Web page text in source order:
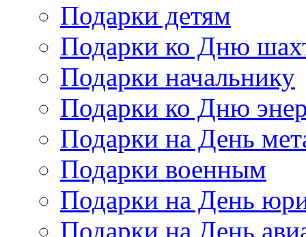
Подарки детям
Подарки ко Дню
Подарки начальнику
Подарки ко Дню
Подарки на День
Подарки военным
Подарки на День
Подарки на День